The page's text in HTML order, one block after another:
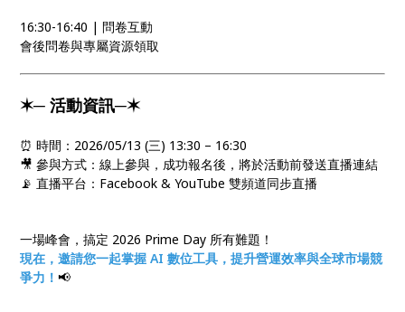
16:30-16:40 | 問卷互動
會後問卷與專屬資源領取
✶─ 活動資訊─✶
⏰ 時間：2026/05/13 (三) 13:30 – 16:30
🎥 參與方式：線上參與，成功報名後，將於活動前發送直播連結
📡 直播平台：Facebook & YouTube 雙頻道同步直播
一場峰會，搞定 2026 Prime Day 所有難題！
現在，邀請您一起掌握 AI 數位工具，提升營運效率與全球市場競
爭力！📢